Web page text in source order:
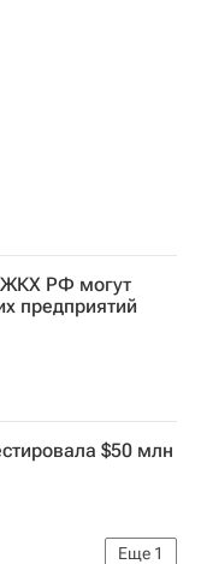
ЖКХ РФ могут
предприятий
$50 млн
Еще 1